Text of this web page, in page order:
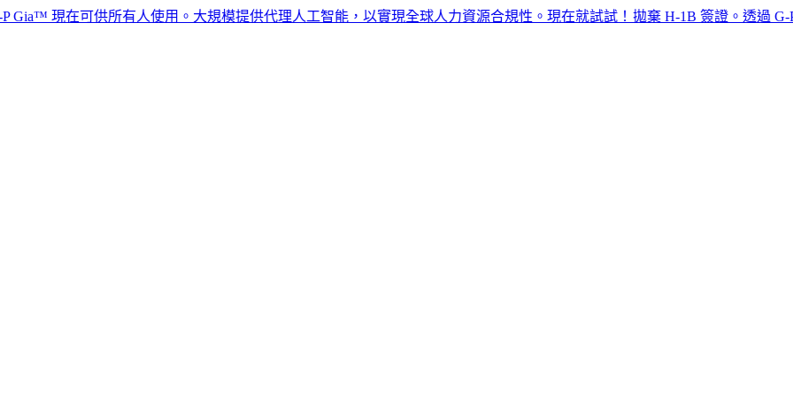
在可供所有人使用。大規模提供代理人工智能，以實現全球人力資源合規性。現在就試試！​​拋棄 H-1B 簽證。透過 G-P EOR™